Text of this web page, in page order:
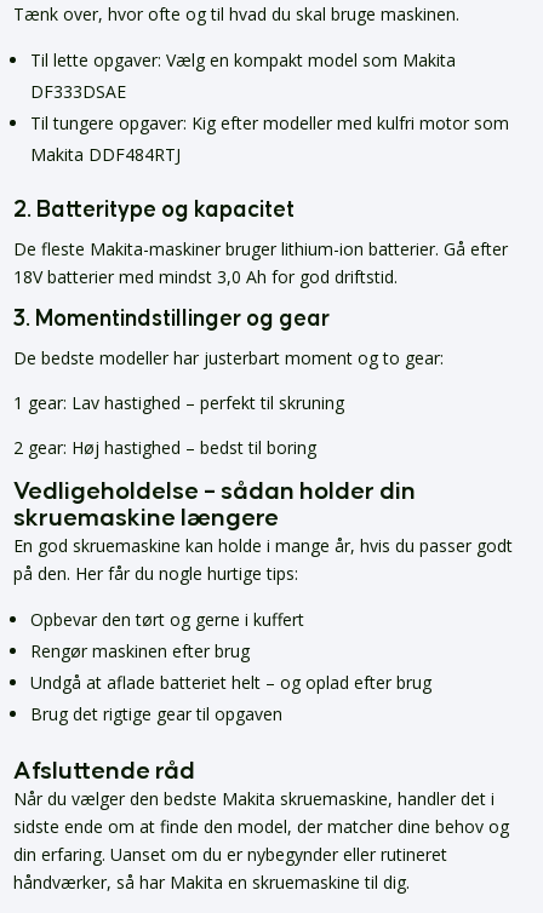
Tænk over, hvor ofte og til hvad du skal bruge maskinen.
Til lette opgaver: Vælg en kompakt model som Makita
DF333DSAE
Til tungere opgaver: Kig efter modeller med kulfri motor som
Makita DDF484RTJ
2. Batteritype og kapacitet
De fleste Makita-maskiner bruger lithium-ion batterier. Gå efter
18V batterier med mindst 3,0 Ah for god driftstid.
3. Momentindstillinger og gear
De bedste modeller har justerbart moment og to gear:
1 gear: Lav hastighed – perfekt til skruning
2 gear: Høj hastighed – bedst til boring
Vedligeholdelse – sådan holder din
skruemaskine længere
En god skruemaskine kan holde i mange år, hvis du passer godt
på den. Her får du nogle hurtige tips:
Opbevar den tørt og gerne i kuffert
Rengør maskinen efter brug
Undgå at aflade batteriet helt – og oplad efter brug
Brug det rigtige gear til opgaven
Afsluttende råd
Når du vælger den bedste Makita skruemaskine, handler det i
sidste ende om at finde den model, der matcher dine behov og
din erfaring. Uanset om du er nybegynder eller rutineret
håndværker, så har Makita en skruemaskine til dig.